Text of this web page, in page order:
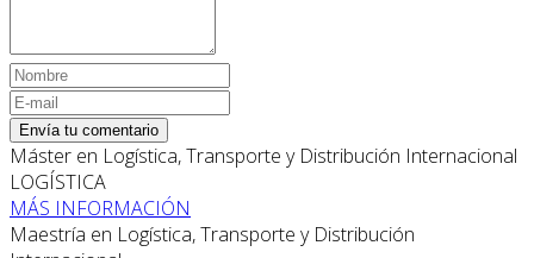
Envía tu comentario
Máster en Logística, Transporte y Distribución Internacional
LOGÍSTICA
MÁS INFORMACIÓN
Maestría en Logística, Transporte y Distribución